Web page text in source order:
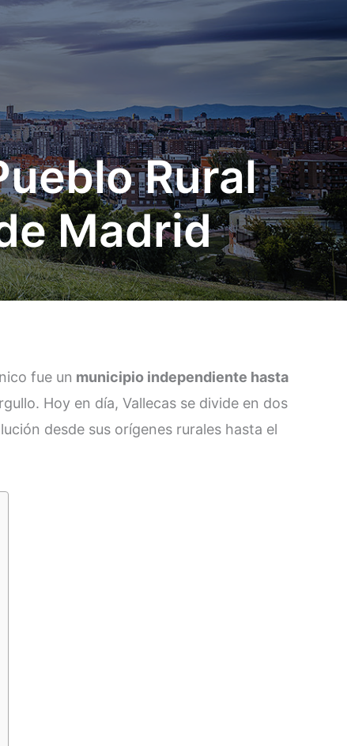
Rural
Madrid
fue un municipio independiente hasta
Hoy en día, Vallecas se divide en dos
desde sus orígenes rurales hasta el